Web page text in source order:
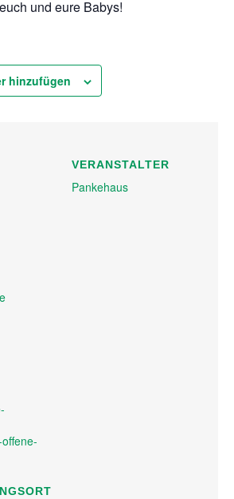
und eure Babys!
hinzufügen
VERANSTALTER
Pankehaus